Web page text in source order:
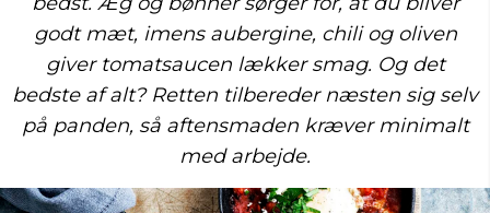
godt mæt, imens aubergine, chili og oliven
giver tomatsaucen lækker smag. Og det
bedste af alt? Retten tilbereder næsten sig selv
på panden, så aftensmaden kræver minimalt
med arbejde.